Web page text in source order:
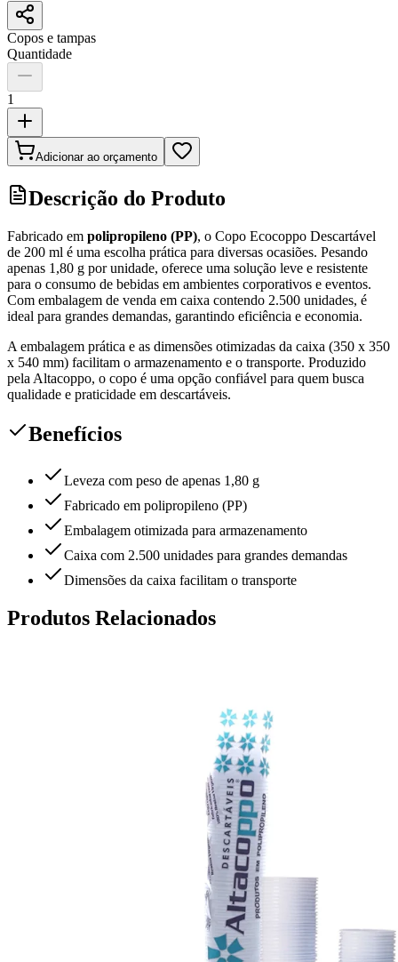
Copos e tampas
Quantidade
1
Adicionar ao orçamento
Descrição do Produto
Fabricado em polipropileno (PP), o Copo Ecocoppo Descartável
de 200 ml é uma escolha prática para diversas ocasiões. Pesando
apenas 1,80 g por unidade, oferece uma solução leve e resistente
para o consumo de bebidas em ambientes corporativos e eventos.
Com embalagem de venda em caixa contendo 2.500 unidades, é
ideal para grandes demandas, garantindo eficiência e economia.
A embalagem prática e as dimensões otimizadas da caixa (350 x 350
x 540 mm) facilitam o armazenamento e o transporte. Produzido
pela Altacoppo, o copo é uma opção confiável para quem busca
qualidade e praticidade em descartáveis.
Benefícios
Leveza com peso de apenas 1,80 g
Fabricado em polipropileno (PP)
Embalagem otimizada para armazenamento
Caixa com 2.500 unidades para grandes demandas
Dimensões da caixa facilitam o transporte
Produtos Relacionados